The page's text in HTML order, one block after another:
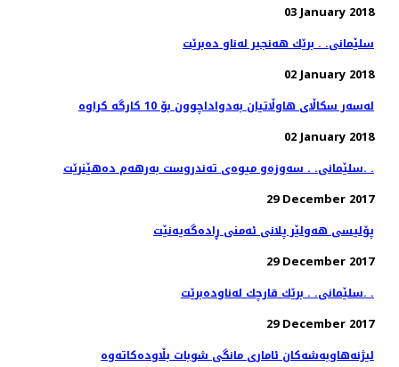
03 January 2018
سلێمانی. . برێك هه‌نجیر له‌ناو ده‌برێت
02 January 2018
02 January 2018
سلێمانی. . سه‌وزه‌و میوه‌ی ته‌ندروست به‌رهه‌م ده‌هێنرێت. .
29 December 2017
پۆلیسی هەولێر پلانی ئەمنی ڕادەگەیەنێت
29 December 2017
سلێمانی. . برێك قارچك له‌ناوده‌برێت. .
29 December 2017